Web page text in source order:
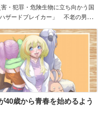
・犯罪・危険生物に立ち向かう国
ザードブレイカー」 不老の男リ
レイカーとし...
40歳から青春を始めるよう